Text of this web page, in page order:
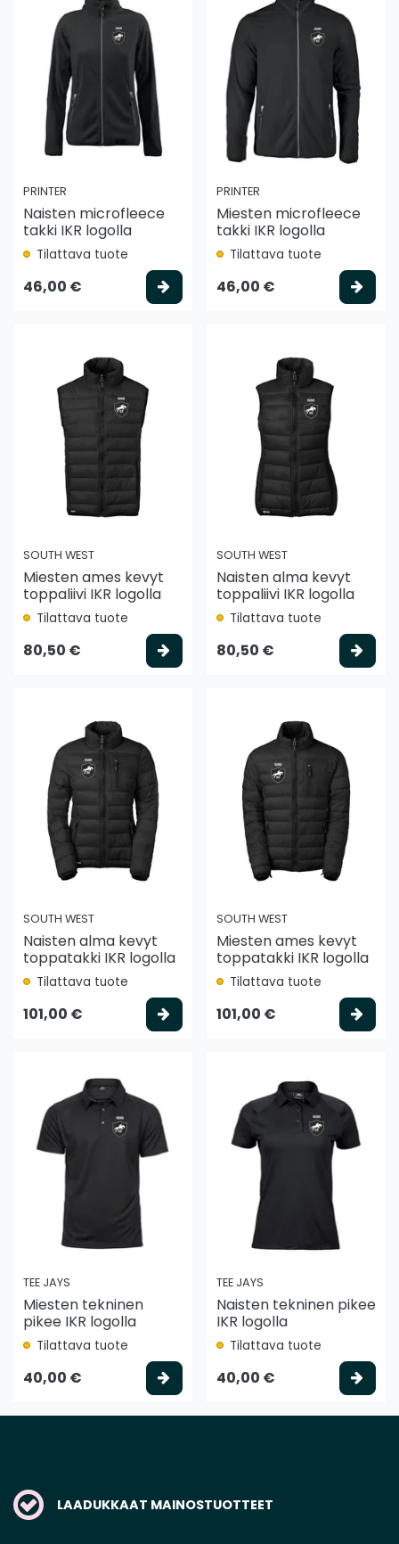
PRINTER
Naisten microfleece
takki IKR logolla
Tilattava tuote
46,00 € Valitse vaihtoehto
PRINTER
Miesten microfleece
takki IKR logolla
Tilattava tuote
46,00 €
SOUTH WEST
Miesten ames kevyt
toppaliivi IKR logolla
Tilattava tuote
80,50 € Valitse vaihtoehto
SOUTH WEST
Naisten alma kevyt
toppaliivi IKR logolla
Tilattava tuote
80,50 €
SOUTH WEST
Naisten alma kevyt
toppatakki IKR logolla
Tilattava tuote
101,00 € Valitse vaihtoehto
SOUTH WEST
Miesten ames kevyt
toppatakki IKR logolla
Tilattava tuote
101,00 €
TEE JAYS
Miesten tekninen
pikee IKR logolla
Tilattava tuote
40,00 € Valitse vaihtoehto
TEE JAYS
Naisten tekninen pikee
IKR logolla
Tilattava tuote
40,00 €
LAADUKKAAT MAINOSTUOTTEET